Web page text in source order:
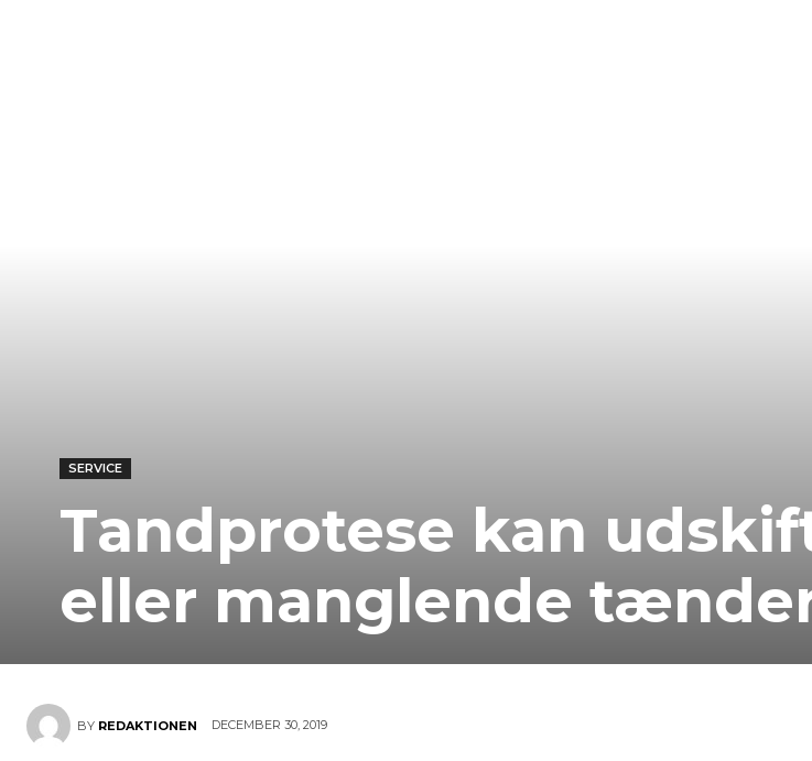
SERVICE
Tandprotese kan
eller manglende
BY REDAKTIONEN DECEMBER 30, 2019